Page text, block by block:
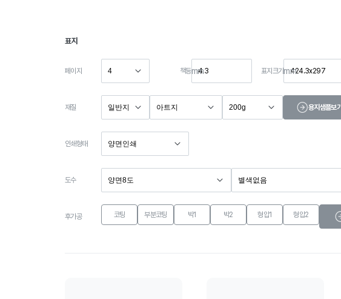
표지
페이지 책등mm 표지크기mm
재질 용지샘플보기
인쇄형태
도수
후가공 코팅 부분코팅 박1 박2 형압1 형압2